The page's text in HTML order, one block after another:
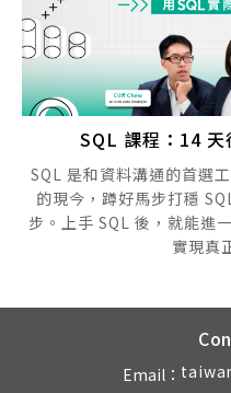
SQL 課程：14 天
SQL 是和資料溝通的首選
的現今，蹲好馬步打穩
步。上手 SQL 後，就能進
實現真
Email：